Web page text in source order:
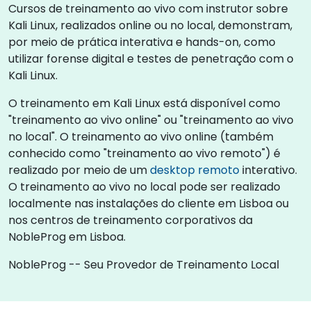
Cursos de treinamento ao vivo com instrutor sobre
Kali Linux, realizados online ou no local, demonstram,
por meio de prática interativa e hands-on, como
utilizar forense digital e testes de penetração com o
Kali Linux.
O treinamento em Kali Linux está disponível como
"treinamento ao vivo online" ou "treinamento ao vivo
no local". O treinamento ao vivo online (também
conhecido como "treinamento ao vivo remoto") é
realizado por meio de umdesktop remotointerativo.
O treinamento ao vivo no local pode ser realizado
localmente nas instalações do cliente em Lisboa ou
nos centros de treinamento corporativos da
NobleProg em Lisboa.
NobleProg -- Seu Provedor de Treinamento Local